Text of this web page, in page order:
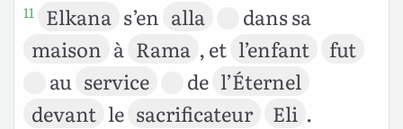
11 Elkana s’en alla
dans sa
maison à Rama , et l’enfant
fut
au service de l’Éternel
devant le sacrificateur Eli .